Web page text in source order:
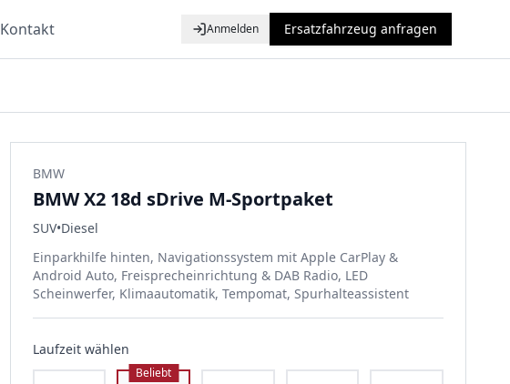
Kontakt Anmelden Ersatzfahrzeug anfragen
BMW
BMW X2 18d sDrive M-Sportpaket
SUV•Diesel
Einparkhilfe hinten, Navigationssystem mit Apple CarPlay &
Android Auto, Freisprecheinrichtung & DAB Radio, LED
Scheinwerfer, Klimaautomatik, Tempomat, Spurhalteassistent
Laufzeit wählen
Beliebt